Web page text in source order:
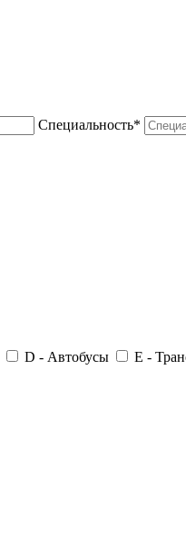
Специальность*
D - Автобусы
E -